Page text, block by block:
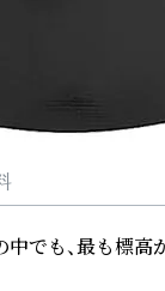
中でも、最も標